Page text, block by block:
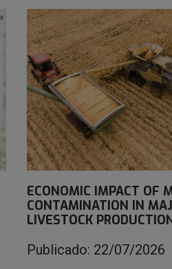
ECONOMIC IMPACT OF
CONTAMINATION IN
LIVESTOCK
Publicado: 22/07/2026